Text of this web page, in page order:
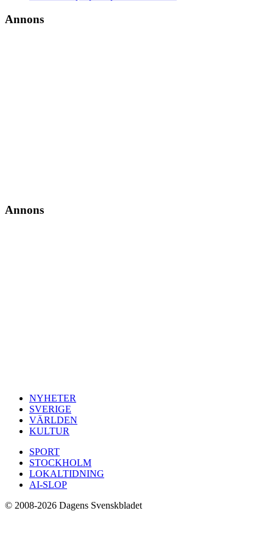
Annons
Annons
NYHETER
SVERIGE
VÄRLDEN
KULTUR
SPORT
STOCKHOLM
LOKALTIDNING
AI-SLOP
© 2008-2026 Dagens Svenskbladet